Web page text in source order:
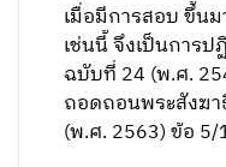
เมื่อมีการสอบ ขึ้น
เช่นนี้ จึงเป็นการ
ฉบับที่ 24 (พ.ศ.
ถอดถอนพระสังฆา
(พ.ศ. 2563) ข้อ 5/